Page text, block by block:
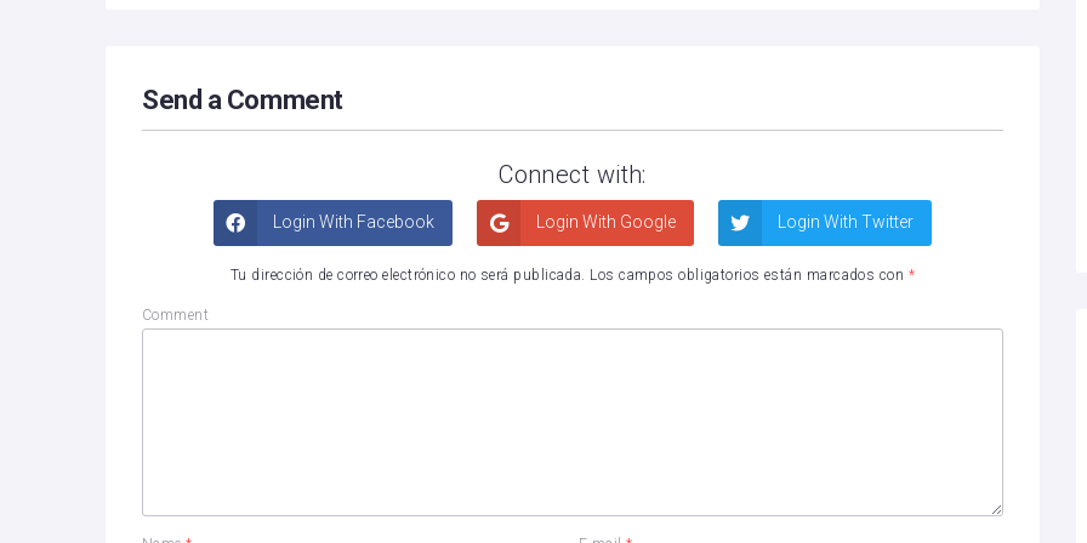
Send a Comment
Connect with:
Login With Facebook Login With Google Login With Twitter
Tu dirección de correo electrónico no será publicada. Los campos obligatorios están marcados con *
Comment